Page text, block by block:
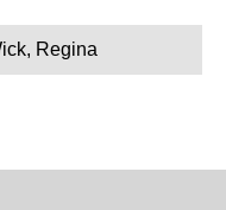
Regina